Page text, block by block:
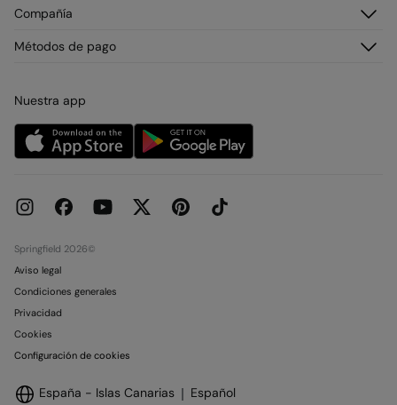
Envío
Promociones vigentes
Condiciones legales de la tarjeta regalo online
Concursos y Sorteos
¡Únete!
Compañía
Trabaja con nosotros
Be a Creator
Tiendas
Métodos de pago
Nuestra app
Springfield 2026©
Aviso legal
Condiciones generales
Privacidad
Cookies
Configuración de cookies
España - Islas Canarias Español